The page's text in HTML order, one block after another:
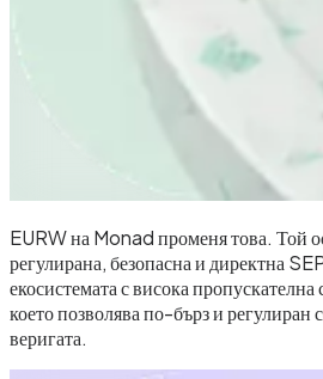
EURW на Monad променя това. Той
регулирана, безопасна и директна
екосистемата с висока
което позволява по-бърз и регулиран
веригата.